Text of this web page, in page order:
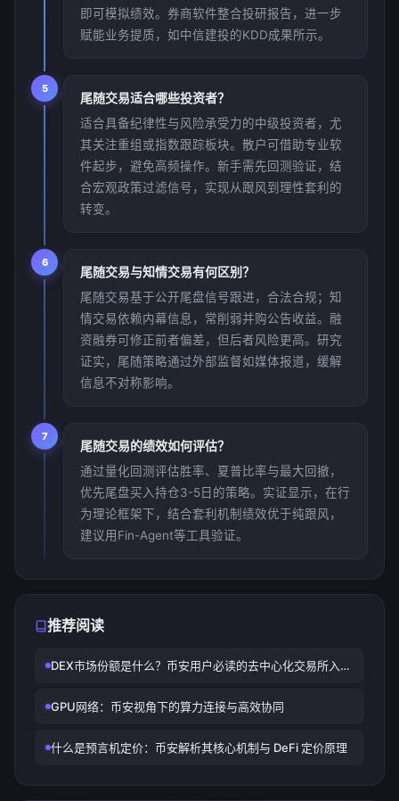
即可模拟绩效。券商软件整合投研报告，进一步
赋能业务提质，如中信建投的KDD成果所示。
5
尾随交易适合哪些投资者？
适合具备纪律性与风险承受力的中级投资者，尤
其关注重组或指数跟踪板块。散户可借助专业软
件起步，避免高频操作。新手需先回测验证，结
合宏观政策过滤信号，实现从跟风到理性套利的
转变。
6
尾随交易与知情交易有何区别？
尾随交易基于公开尾盘信号跟进，合法合规；知
情交易依赖内幕信息，常削弱并购公告收益。融
资融券可修正前者偏差，但后者风险更高。研究
证实，尾随策略通过外部监督如媒体报道，缓解
信息不对称影响。
7
尾随交易的绩效如何评估？
通过量化回测评估胜率、夏普比率与最大回撤，
优先尾盘买入持仓3-5日的策略。实证显示，在行
为理论框架下，结合套利机制绩效优于纯跟风，
建议用Fin-Agent等工具验证。
推荐阅读
DEX市场份额是什么？币安用户必读的去中心化交易所入门
GPU网络：币安视角下的算力连接与高效协同
什么是预言机定价：币安解析其核心机制与 DeFi 定价原理